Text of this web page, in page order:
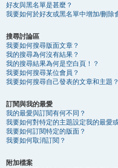
好友與黑名單是甚麼？
我要如何於好友或黑名單中增加/刪除
搜尋討論區
我要如何搜尋版面文章？
我的搜尋為何沒有結果？
我的搜尋結果為何是空白頁！？
我要如何搜尋某位會員？
我要如何搜尋自己發表的文章和主題？
訂閱與我的最愛
我的最愛與訂閱有何不同？
我要如何對特定的主題設定我的最愛
我要如何訂閱特定的版面？
我要如何取消訂閱？
附加檔案